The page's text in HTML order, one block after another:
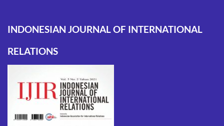
INDONESIAN JOURNAL OF INTERNATIONAL
RELATIONS